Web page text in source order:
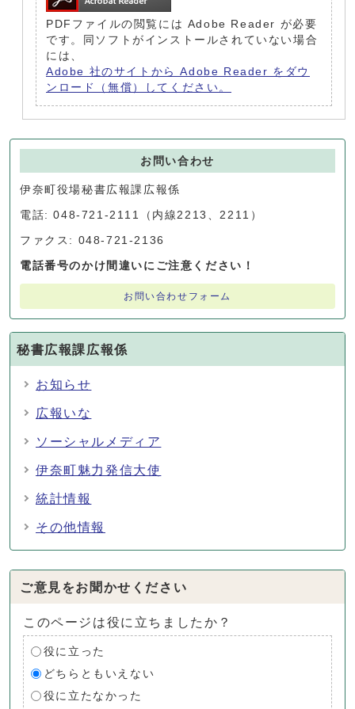
PDFファイルの閲覧には Adobe Reader が必要
です。同ソフトがインストールされていない場合
には、
Adobe 社のサイトから Adobe Reader をダウ
ンロード（無償）してください。
お問い合わせ
伊奈町役場秘書広報課広報係
電話: 048-721-2111（内線2213、2211）
ファクス: 048-721-2136
電話番号のかけ間違いにご注意ください！
お問い合わせフォーム
秘書広報課広報係
お知らせ
広報いな
ソーシャルメディア
伊奈町魅力発信大使
統計情報
その他情報
ご意見をお聞かせください
このページは役に立ちましたか？
役に立った
どちらともいえない
役に立たなかった